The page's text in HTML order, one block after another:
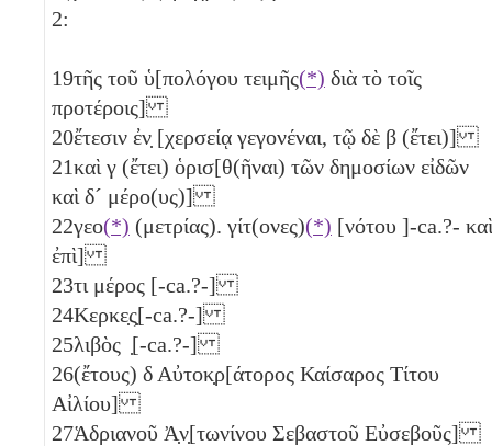
2:
19τῆς τοῦ ὑ[πολόγου τειμῆς(*) διὰ τὸ τοῖς
προτέροις]
20ἔτεσιν ἐν̣ [χερσείᾳ γεγονέναι, τῷ δὲ β (ἔτει)]
21καὶ γ (ἔτει) ὁρισ[θ(ῆναι) τῶν δημοσίων εἰδῶν
καὶ δ´ μέρο(υς)]
22γεο(*) (μετρίας). γίτ(ονες)(*) [νότου ]-ca.?- καὶ
ἐπὶ]
23τι μέρος [-ca.?-]
24Κερκε̣ς̣[-ca.?-]
25λιβὸς ̣[-ca.?-]
26(ἔτους) δ Αὐτοκ̣ρ[άτορος Καίσαρος Τίτου
Αἰλίου]
27Ἁδριανοῦ Ἀ̣ν̣[τωνίνου Σεβαστοῦ Εὐσεβοῦς]